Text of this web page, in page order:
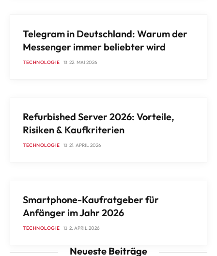
Telegram in Deutschland: Warum der
Messenger immer beliebter wird
TECHNOLOGIE 22. MAI 2026
Refurbished Server 2026: Vorteile,
Risiken & Kaufkriterien
TECHNOLOGIE 21. APRIL 2026
Smartphone-Kaufratgeber für
Anfänger im Jahr 2026
TECHNOLOGIE 2. APRIL 2026
Neueste Beiträge